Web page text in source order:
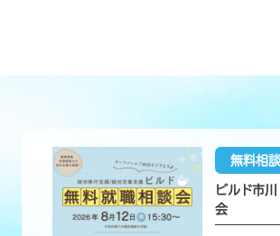
無料相
ビルド市
会